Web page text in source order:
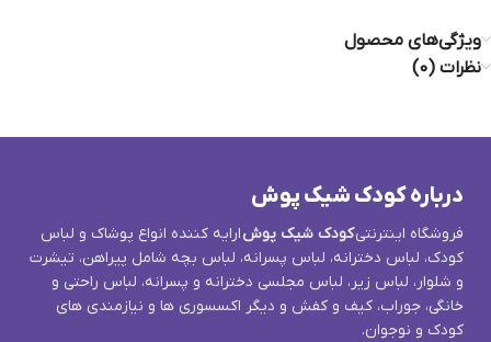
ویژگی‌های محصول
نظرات (0)
درباره کودک شیک پوش
فروشگاه اینترنتیکودک شیک پوشارایه کننده انواع پوشاک و لباس
کودک، لباس دخترانه، لباس پسرانه، لباس بچه شامل پیراهن، تیشرت
و شلوار، لباس زیر، لباس مجلسی دخترانه و پسرانه، لباس راحتی و
خانگی، جوراب، کیف و کفش و دیگر اکسسوری ها و نیازمندی های
کودک و نوجوان.